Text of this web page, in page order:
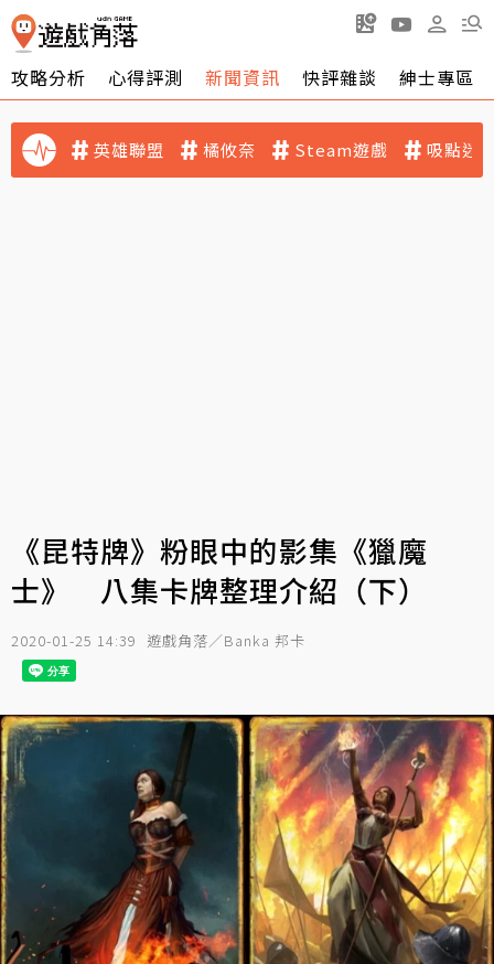
攻略分析 心得評測 新聞資訊 快評雜談 紳士專區
英雄聯盟 橘攸奈 Steam遊戲 吸點迷
《昆特牌》粉眼中的影集《獵魔
士》 八集卡牌整理介紹（下）
2020-01-25 14:39 遊戲角落／Banka 邦卡